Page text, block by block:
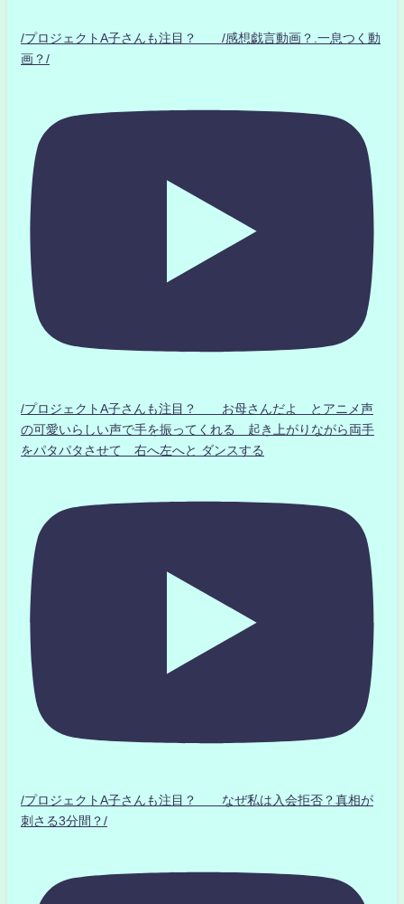
/プロジェクトA子さんも注目？ /感想戯言動画？.一息つく動
画？/
/プロジェクトA子さんも注目？ お母さんだよ とアニメ声
の可愛いらしい声で手を振ってくれる 起き上がりながら両手
をパタパタさせて 右へ左へと ダンスする
/プロジェクトA子さんも注目？ なぜ私は入会拒否？真相が
刺さる3分間？/